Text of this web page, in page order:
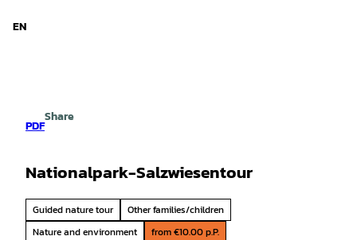
EN
PDF
Share
Nationalpark-Salzwiesentour
Guided nature tour
Other families/children
Nature and environment
from €10.00 p.P.